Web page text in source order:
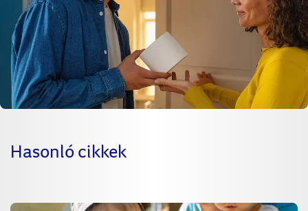
Hasonló cikkek